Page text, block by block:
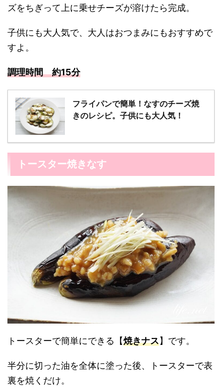
ズをちぎって上に乗せチーズが溶けたら完成。
子供にも大人気で、大人はおつまみにもおすすめで
すよ。
調理時間 約15分
フライパンで簡単！なすのチーズ焼
きのレシピ。子供にも大人気！
トースター焼きなす
トースターで簡単にできる【焼きナス】です。
半分に切った油を全体に塗った後、トースターで表
裏を焼くだけ。